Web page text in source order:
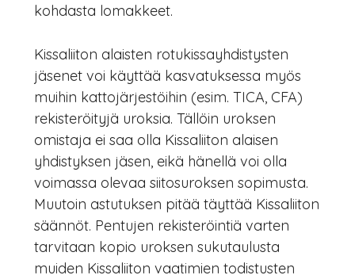
kohdasta lomakkeet.
Kissaliiton alaisten rotukissayhdistysten
jäsenet voi käyttää kasvatuksessa myös
muihin kattojärjestöihin (esim. TICA, CFA)
rekisteröityjä uroksia. Tällöin uroksen
omistaja ei saa olla Kissaliiton alaisen
yhdistyksen jäsen, eikä hänellä voi olla
voimassa olevaa siitosuroksen sopimusta.
Muutoin astutuksen pitää täyttää Kissaliiton
säännöt. Pentujen rekisteröintiä varten
tarvitaan kopio uroksen sukutaulusta
muiden Kissaliiton vaatimien todistusten